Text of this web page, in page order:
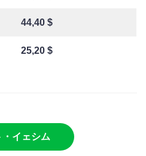
44,40 $
25,20 $
・イェシム